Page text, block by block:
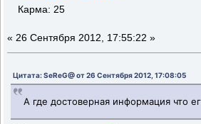
Карма: 25
« 26 Сентября 2012, 17:55:22 »
Цитата: SeReG@ от 26 Сентября 2012, 17:08:05
А где достоверная информация что